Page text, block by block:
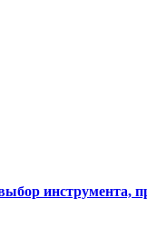
инструмента,